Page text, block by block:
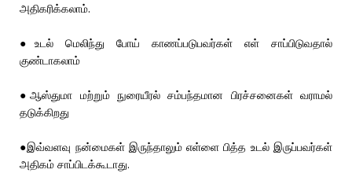
அதிகரிக்கலாம்.
●உடல் மெலிந்து போய் காணப்படுபவர்கள் எள் சாப்பிடுவதால்
குண்டாகலாம்
●ஆஸ்துமா மற்றும் நுரையீரல் சம்பந்தமான பிரச்சனைகள் வராமல்
தடுக்கிறது
●இவ்வளவு நன்மைகள் இருந்தாலும் எள்ளை பித்த உடல் இருப்பவர்கள்
அதிகம் சாப்பிடக்கூடாது.